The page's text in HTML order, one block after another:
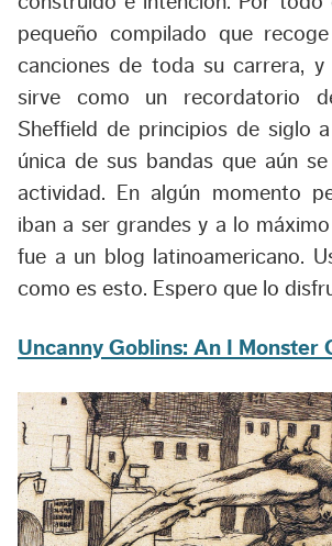
pequeño compilado que
canciones de toda su carrera,
sirve como un recordatorio
Sheffield de principios de siglo
única de sus bandas que aún
actividad. En algún momento
iban a ser grandes y a lo
fue a un blog latinoamericano.
como es esto. Espero que lo
Uncanny Goblins: An I Monster